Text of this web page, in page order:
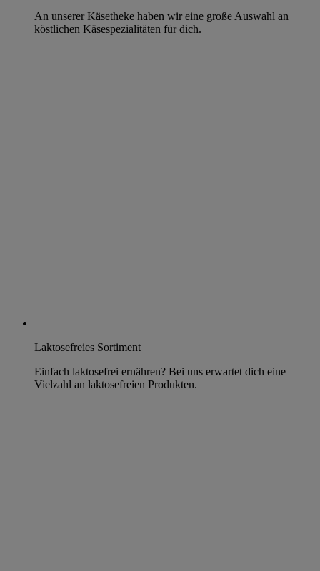
An unserer Käsetheke haben wir eine große Auswahl an
köstlichen Käsespezialitäten für dich.
Laktosefreies Sortiment
Einfach laktosefrei ernähren? Bei uns erwartet dich eine
Vielzahl an laktosefreien Produkten.